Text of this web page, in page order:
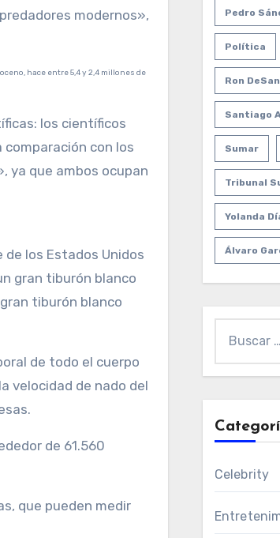
modernos»,
los científicos
con los
ya que ambos ocupan
los Estados Unidos
gran tiburón blanco
tiburón blanco
de todo el cuerpo
velocidad de nado del
de 61.560
que pueden medir
Pedro
Política
Ron
Santiago
Sumar
Tribunal
Yolanda
Álvaro
Celebrity